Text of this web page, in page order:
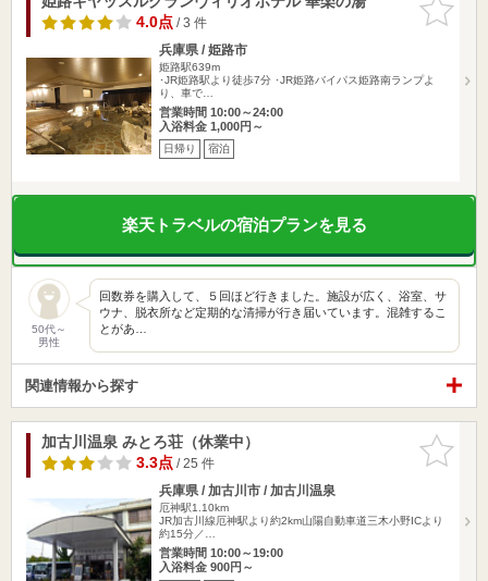
りに追加
4.0点/ 3 件
兵庫県 / 姫路市
姫路駅639m
･JR姫路駅より徒歩7分 ･JR姫路バイパス姫路南ランプよ
り、車で…
営業時間 10:00～24:00
入浴料金 1,000円～
日帰り 宿泊
楽天トラベルの宿泊プランを見る
50代～
男性
回数券を購入して、５回ほど行きました。施設が広く、浴室、サ
ウナ、脱衣所など定期的な清掃が行き届いています。混雑するこ
とがあ…
関連情報から探す
お気に入
りに追加
加古川温泉 みとろ荘（休業中）
3.3点/ 25 件
兵庫県 / 加古川市 / 加古川温泉
厄神駅1.10km
JR加古川線厄神駅より約2km山陽自動車道三木小野ICより
約15分／…
営業時間 10:00～19:00
入浴料金 900円～